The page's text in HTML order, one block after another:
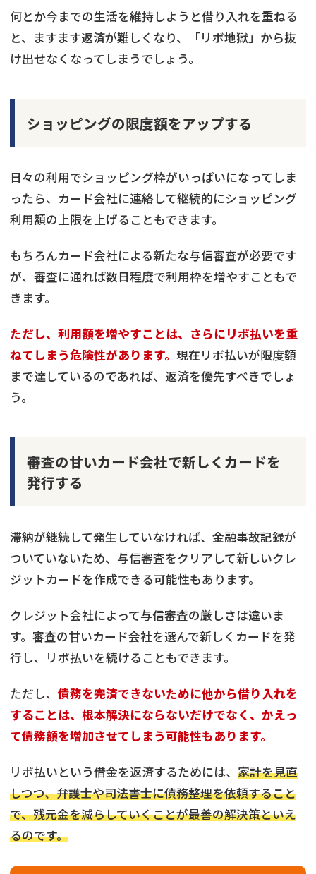
何とか今までの生活を維持しようと借り入れを重ねる
と、ますます返済が難しくなり、「リボ地獄」から抜
け出せなくなってしまうでしょう。
ショッピングの限度額をアップする
日々の利用でショッピング枠がいっぱいになってしま
ったら、カード会社に連絡して継続的にショッピング
利用額の上限を上げることもできます。
もちろんカード会社による新たな与信審査が必要です
が、審査に通れば数日程度で利用枠を増やすこともで
きます。
ただし、利用額を増やすことは、さらにリボ払いを重
ねてしまう危険性があります。 現在リボ払いが限度額
まで達しているのであれば、返済を優先すべきでしょ
う。
審査の甘いカード会社で新しくカードを
発行する
滞納が継続して発生していなければ、金融事故記録が
ついていないため、与信審査をクリアして新しいクレ
ジットカードを作成できる可能性もあります。
クレジット会社によって与信審査の厳しさは違いま
す。審査の甘いカード会社を選んで新しくカードを発
行し、リボ払いを続けることもできます。
ただし、 債務を完済できないために他から借り入れを
することは、根本解決にならないだけでなく、かえっ
て債務額を増加させてしまう可能性もあります。
リボ払いという借金を返済するためには、 家計を見直
しつつ、弁護士や司法書士に債務整理を依頼すること
で、残元金を減らしていくことが最善の解決策といえ
るのです。